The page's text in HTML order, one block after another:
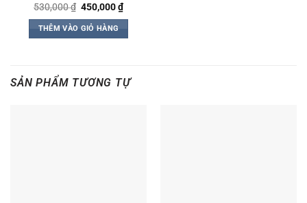
530,000₫ Giá
là:
530,000 ₫.
450,000₫Giá
hiện
450,000 ₫.
THÊM VÀO GIỎ HÀNG
SẢN PHẨM TƯƠNG TỰ